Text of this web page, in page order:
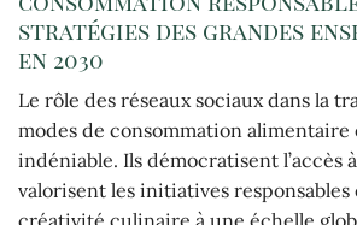
stratégies des grandes
en 2030
Le rôle des réseaux sociaux dans la
modes de consommation alimentaire
indéniable. Ils démocratisent l’accès
valorisent les initiatives